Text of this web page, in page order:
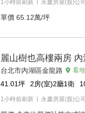
1小時前刷新 永慶房屋(股)公司
單價 65.12萬/坪
麗山樹也高樓兩房
台北市內湖區金龍路 看
41.01坪 2房(室)2廳1衛
1小時前刷新 永慶房屋(股)公司